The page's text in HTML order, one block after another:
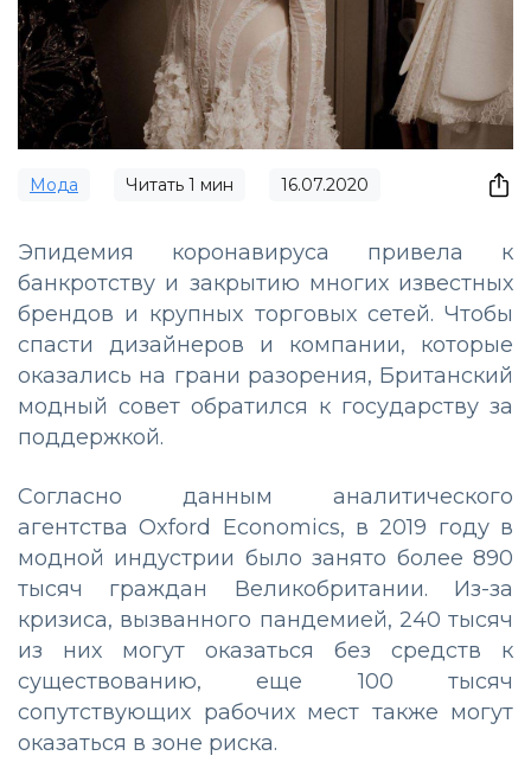
Мода Читать 1 мин 16.07.2020
Эпидемия коронавируса привела к
банкротству и закрытию многих известных
брендов и крупных торговых сетей. Чтобы
спасти дизайнеров и компании, которые
оказались на грани разорения, Британский
модный совет обратился к государству за
поддержкой.
Согласно данным аналитического
агентства Oxford Economics, в 2019 году в
модной индустрии было занято более 890
тысяч граждан Великобритании. Из-за
кризиса, вызванного пандемией, 240 тысяч
из них могут оказаться без средств к
существованию, еще 100 тысяч
сопутствующих рабочих мест также могут
оказаться в зоне риска.